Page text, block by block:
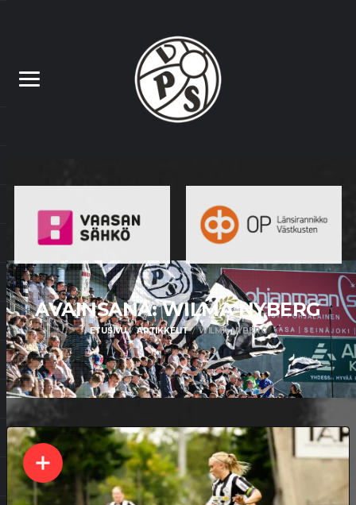
AVAINSANA: WILMANYBERG
ETUSIVU ARTIKKELIT WILMA NYBERG